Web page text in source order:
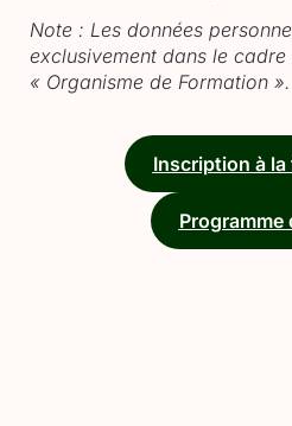
Note : Les données
exclusivement dans le cadre
« Organisme de Formation ».
Inscription à
Programme